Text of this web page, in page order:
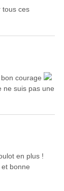
tous ces
courage
ne suis pas une
en plus !
bonne